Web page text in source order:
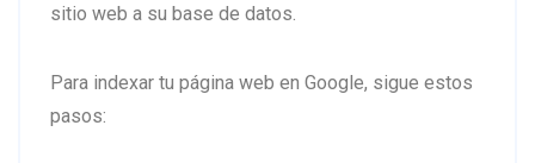
sitio web a su base de datos.
Para indexar tu página web en Google, sigue estos
pasos: